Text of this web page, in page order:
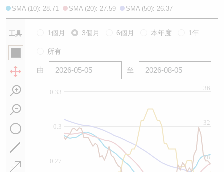
SMA (10): 28.71 SMA (20): 27.59 SMA (50): 26.37
工具 1個月 3個月 6個月 本年度 1年
所有
由 至
0.3
0.27
0.33
36
28
32